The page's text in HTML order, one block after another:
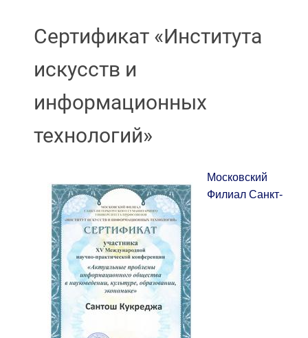
Сертификат «Института
искусств и
информационных
технологий»
Московский
Филиал Санкт-